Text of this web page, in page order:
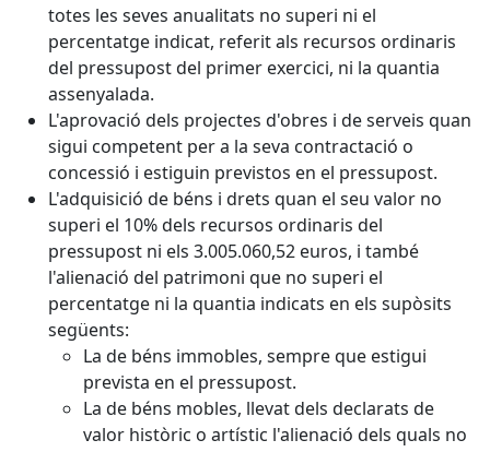
totes les seves anualitats no superi ni el
percentatge indicat, referit als recursos ordinaris
del pressupost del primer exercici, ni la quantia
assenyalada.
L'aprovació dels projectes d'obres i de serveis quan
sigui competent per a la seva contractació o
concessió i estiguin previstos en el pressupost.
L'adquisició de béns i drets quan el seu valor no
superi el 10% dels recursos ordinaris del
pressupost ni els 3.005.060,52 euros, i també
l'alienació del patrimoni que no superi el
percentatge ni la quantia indicats en els supòsits
següents:
La de béns immobles, sempre que estigui
prevista en el pressupost.
La de béns mobles, llevat dels declarats de
valor històric o artístic l'alienació dels quals no